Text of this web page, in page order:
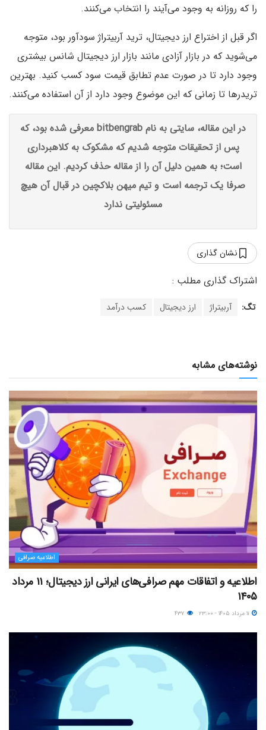
را که روزانه به وجود می‌آیند را انتخاب می‌کنند.
اگر قبل از اختراع ارز دیجیتال، ترید آربیتراژ سودآور بود، متوجه
می‌شوید که در بازار آزادی مانند بازار ارز دیجیتال شانس بیشتری
وجود دارد تا در صورت عدم تطابق قیمت سود کسب کنید. بهترین
تریدر‌ها تا زمانی که این موضوع وجود دارد از آن استفاده می‌کنند.
در این مقاله، سایتی به نام bitbengrab معرفی شده بود، که
پس از تحقیقات متوجه شدیم که مشکوک به کلاهبرداری
است؛ به همین دلیل آن را از مقاله حذف کردیم. این مقاله
صرفا یک ترجمه است و تیم میهن بلاکچین در قبال آن هیچ
مسئولیتی ندارد
نشان گذاری
تگ: آربیتراژ ارز دیجیتال کسب درآمد
نوشته‌های مشابه
اطلاعیه صرافی
اطلاعیه و اتفاقات مهم صرافی‌های ایرانی ارز دیجیتال؛ ۱۱ مرداد
۱۴۰۵